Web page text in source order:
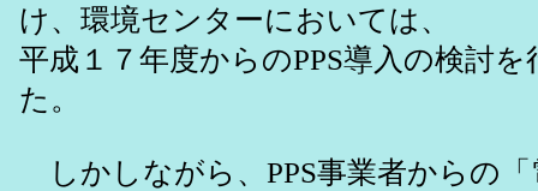
け、環境センターにおいては、
平成１７年度からのPPS導入の検討
た。
しかしながら、PPS事業者からの